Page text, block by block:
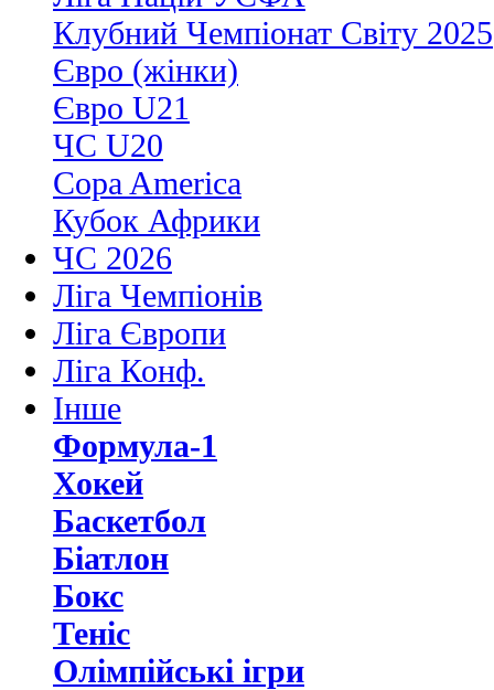
Клубний Чемпіонат Світу 2025
Євро (жінки)
Євро U21
ЧС U20
Copa America
Кубок Африки
ЧС 2026
Ліга Чемпіонів
Ліга Європи
Ліга Конф.
Інше
Формула-1
Хокей
Баскетбол
Біатлон
Бокс
Теніс
Олімпійські ігри